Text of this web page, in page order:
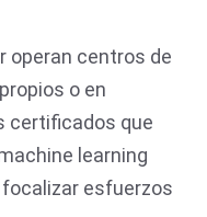
operan centros de
o en
certificados que
learning
esfuerzos